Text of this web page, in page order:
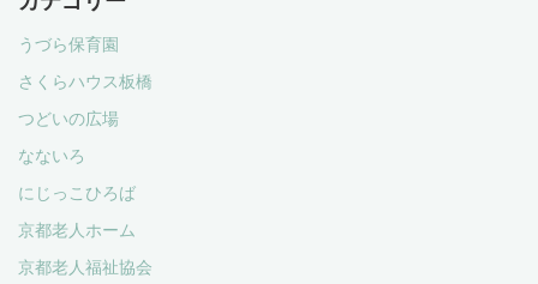
うづら保育園
さくらハウス板橋
つどいの広場
なないろ
にじっこひろば
京都老人ホーム
京都老人福祉協会